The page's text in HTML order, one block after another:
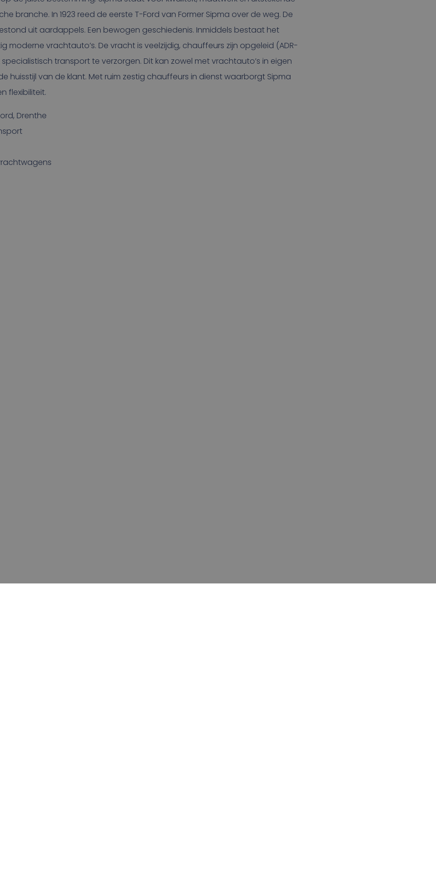
branche. In 1923 reed de eerste T-Ford van Former Sipma over de weg. De
uit aardappels. Een bewogen geschiedenis. Inmiddels bestaat het
moderne vrachtauto’s. De vracht is veelzijdig, chauffeurs zijn opgeleid (ADR-
transport te verzorgen. Dit kan zowel met vrachtauto’s in eigen
huisstijl van de klant. Met ruim zestig chauffeurs in dienst waarborgt Sipma
flexibiliteit.
Drenthe